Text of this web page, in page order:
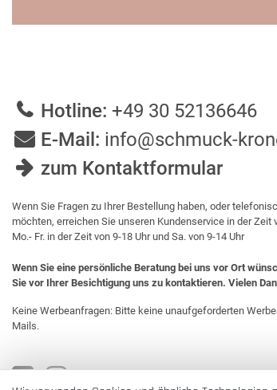
Hotline: +49 30 52136646
E-Mail: info@schmuck-
zum Kontaktformular
Wenn Sie Fragen zu Ihrer Bestellung haben, oder
möchten, erreichen Sie unseren Kundenservice in der Zeit
Mo.- Fr. in der Zeit von 9-18 Uhr und Sa. von 9-14 Uhr
Wenn Sie eine persönliche Beratung bei uns vor Ort
Sie vor Ihrer Besichtigung uns zu kontaktieren. Vielen
Keine Werbeanfragen: Bitte keine unaufgeforderten
Mails.